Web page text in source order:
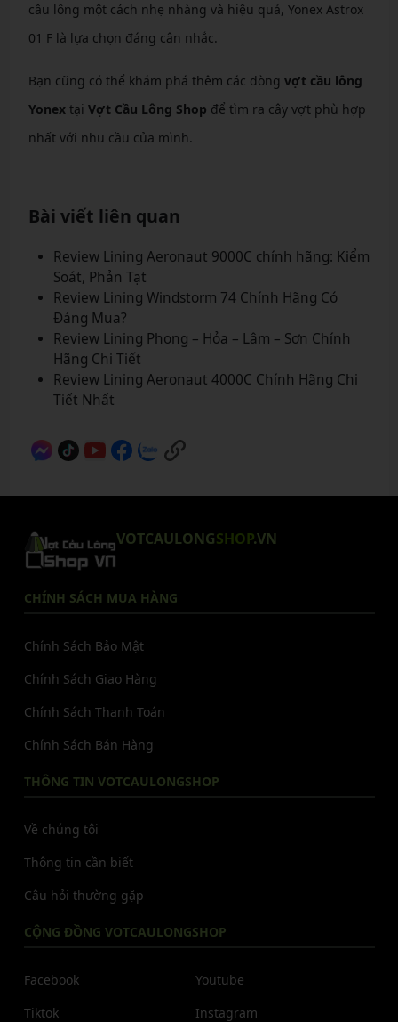
cầu lông một cách nhẹ nhàng và hiệu quả, Yonex Astrox
01 F là lựa chọn đáng cân nhắc.
Bạn cũng có thể khám phá thêm các dòng vợt cầu lông
Yonextại Vợt Cầu Lông Shop để tìm ra cây vợt phù hợp
nhất với nhu cầu của mình.
Bài viết liên quan
Review Lining Aeronaut 9000C chính hãng: Kiểm
Soát, Phản Tạt
Review Lining Windstorm 74 Chính Hãng Có
Đáng Mua?
Review Lining Phong – Hỏa – Lâm – Sơn Chính
Hãng Chi Tiết
Review Lining Aeronaut 4000C Chính Hãng Chi
Tiết Nhất
VOTCAULONGSHOP.VN
CHÍNH SÁCH MUA HÀNG
Chính Sách Bảo Mật
Chính Sách Giao Hàng
Chính Sách Thanh Toán
Chính Sách Bán Hàng
THÔNG TIN VOTCAULONGSHOP
Về chúng tôi
Thông tin cần biết
Câu hỏi thường gặp
CỘNG ĐỒNG VOTCAULONGSHOP
Facebook
Tiktok
Youtube
Instagram